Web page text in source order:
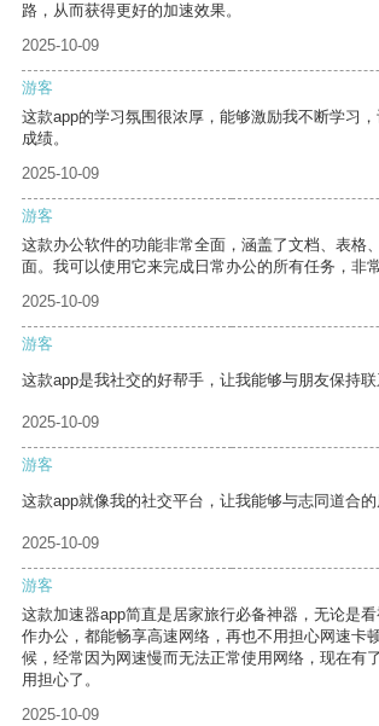
路，从而获得更好的加速效果。
2025-10-09
游客
这款app的学习氛围很浓厚，能够激励我不断学习
成绩。
2025-10-09
游客
这款办公软件的功能非常全面，涵盖了文档、表格
面。我可以使用它来完成日常办公的所有任务，非常
2025-10-09
游客
这款app是我社交的好帮手，让我能够与朋友保持联
2025-10-09
游客
这款app就像我的社交平台，让我能够与志同道合的
2025-10-09
游客
这款加速器app简直是居家旅行必备神器，无论是
作办公，都能畅享高速网络，再也不用担心网速卡
候，经常因为网速慢而无法正常使用网络，现在有
用担心了。
2025-10-09